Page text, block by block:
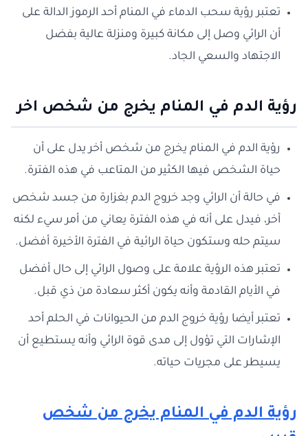
تعتبر رؤية سحب الدماء في المنام أحد الرموز الدالة على
أن الرائي وصل إلى مكانة كبيرة ومنزلة عالية بفضل
الاجتهاد والسعي الجاد.
رؤية الدم في المنام يخرج من شخص اخر
رؤية الدم في المنام يخرج من شخص أخر يدل على أن
حياة الشخص فيها الكثير من المتاعب في هذه الفترة.
في حالة أن الرائي وجد خروج الدم بغزارة من جسد شخص
أخر، فيدل على أنه في هذه الفترة يعاني من أمر سيء لكنه
سيتم حله وستكون حياة الرائية في الفترة الأخيرة أفضل.
تعتبر هذه الرؤية علامة على وصول الرائي إلى حال أفضل
في الأيام القادمة وأنه يكون أكثر سعادة من ذي قبل.
تعتبر أيضا رؤية خروج الدم من الحيوانات في الحلم أحد
الإشارات التي تؤول إلى مدى قوة الرائي وأنه يستطيع أن
يسيطر على مجريات حياته.
رؤية الدم في المنام يخرج من شخص